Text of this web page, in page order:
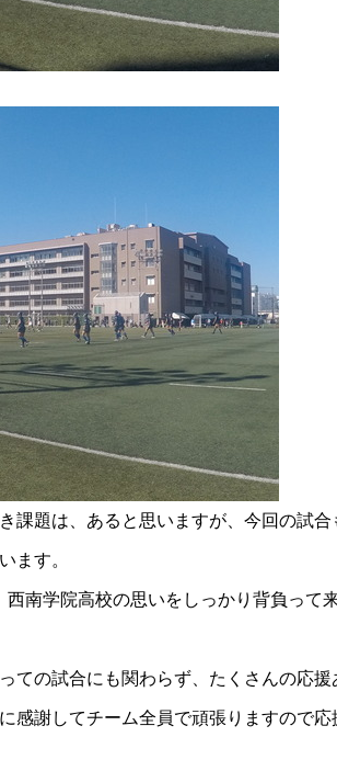
課題は、あると思いますが、今回の試
ます。
西南学院高校の思いをしっかり背負って
ての試合にも関わらず、たくさんの応援
感謝してチーム全員で頑張りますので